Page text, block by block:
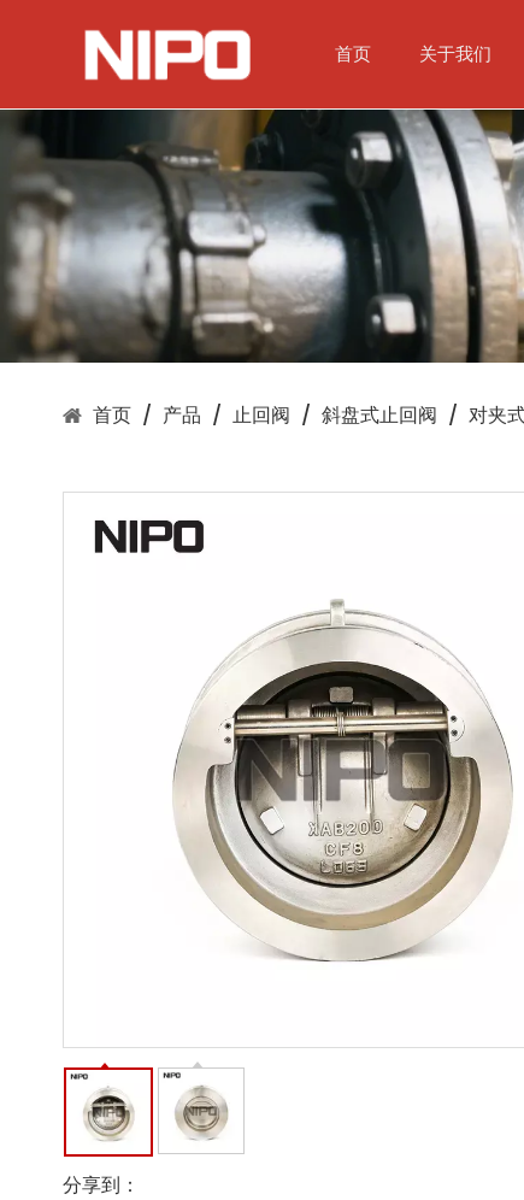
首页 关于我们
首页 / 产品 / 止回阀 / 斜盘式止回阀 / 对夹
分享到：